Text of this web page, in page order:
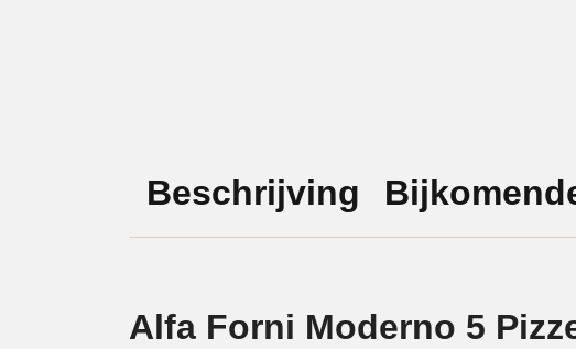
Beschrijving
Alfa Forni Moderno 5